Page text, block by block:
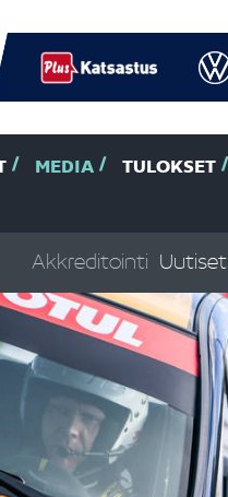
MEDIA TULOKSET
Akkreditointi Uutiset